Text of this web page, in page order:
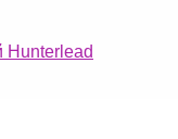
Hunterlead